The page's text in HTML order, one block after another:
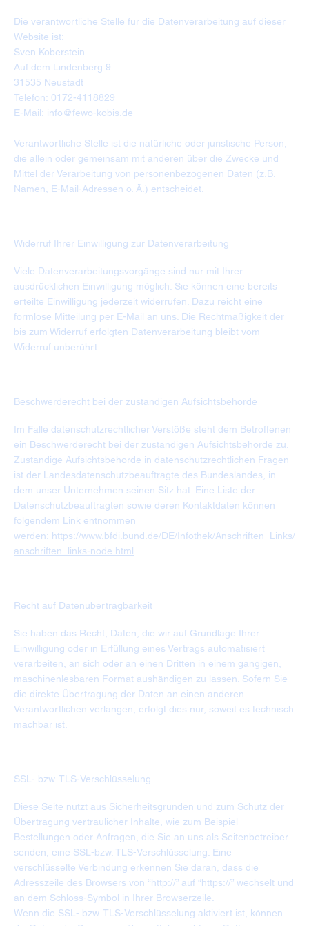
Die verantwortliche Stelle für die Datenverarbeitung auf dieser
Website ist:
Sven Koberstein
Auf dem Lindenberg 9
31535 Neustadt
Telefon: 0172-4118829
E-Mail: info@fewo-kobis.de
Verantwortliche Stelle ist die natürliche oder juristische Person,
die allein oder gemeinsam mit anderen über die Zwecke und
Mittel der Verarbeitung von personenbezogenen Daten (z.B.
Namen, E-Mail-Adressen o. Ä.) entscheidet.
Widerruf Ihrer Einwilligung zur Datenverarbeitung
Viele Datenverarbeitungsvorgänge sind nur mit Ihrer
ausdrücklichen Einwilligung möglich. Sie können eine bereits
erteilte Einwilligung jederzeit widerrufen. Dazu reicht eine
formlose Mitteilung per E-Mail an uns. Die Rechtmäßigkeit der
bis zum Widerruf erfolgten Datenverarbeitung bleibt vom
Widerruf unberührt.
Beschwerderecht bei der zuständigen Aufsichtsbehörde
Im Falle datenschutzrechtlicher Verstöße steht dem Betroffenen
ein Beschwerderecht bei der zuständigen Aufsichtsbehörde zu.
Zuständige Aufsichtsbehörde in datenschutzrechtlichen Fragen
ist der Landesdatenschutzbeauftragte des Bundeslandes, in
dem unser Unternehmen seinen Sitz hat. Eine Liste der
Datenschutzbeauftragten sowie deren Kontaktdaten können
folgendem Link entnommen
werden: https://www.bfdi.bund.de/DE/Infothek/Anschriften_Links/
anschriften_links-node.html
Recht auf Datenübertragbarkeit
Sie haben das Recht, Daten, die wir auf Grundlage Ihrer
Einwilligung oder in Erfüllung eines Vertrags automatisiert
verarbeiten, an sich oder an einen Dritten in einem gängigen,
maschinenlesbaren Format aushändigen zu lassen. Sofern Sie
die direkte Übertragung der Daten an einen anderen
Verantwortlichen verlangen, erfolgt dies nur, soweit es technisch
machbar ist.
SSL- bzw. TLS-Verschlüsselung
Diese Seite nutzt aus Sicherheitsgründen und zum Schutz der
Übertragung vertraulicher Inhalte, wie zum Beispiel
Bestellungen oder Anfragen, die Sie an uns als Seitenbetreiber
senden, eine SSL-bzw. TLS-Verschlüsselung. Eine
verschlüsselte Verbindung erkennen Sie daran, dass die
Adresszeile des Browsers von “http://” auf “https://” wechselt und
an dem Schloss-Symbol in Ihrer Browserzeile.
Wenn die SSL- bzw. TLS-Verschlüsselung aktiviert ist, können